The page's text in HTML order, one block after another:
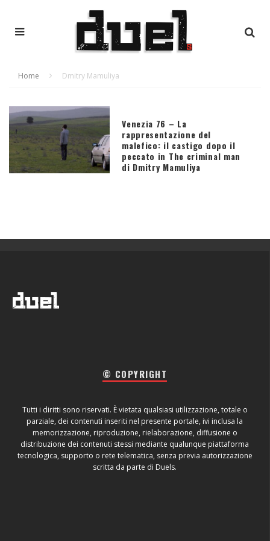
Home Dmitry Mamuliya
Venezia 76 – La
rappresentazione del
malefico: il castigo dopo il
peccato in The criminal man
di Dmitry Mamuliya
© COPYRIGHT
Tutti i diritti sono riservati. È vietata qualsiasi utilizzazione, totale o
parziale, dei contenuti inseriti nel presente portale, ivi inclusa la
memorizzazione, riproduzione, rielaborazione, diffusione o
distribuzione dei contenuti stessi mediante qualunque piattaforma
tecnologica, supporto o rete telematica, senza previa autorizzazione
scritta da parte di Duels.